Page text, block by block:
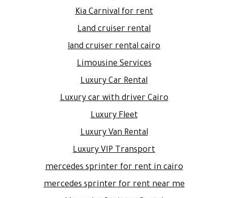
Kia Carnival for rent
Land cruiser rental
land cruiser rental cairo
Limousine Services
Luxury Car Rental
Luxury car with driver Cairo
Luxury Fleet
Luxury Van Rental
Luxury VIP Transport
mercedes sprinter for rent in cairo
mercedes sprinter for rent near me